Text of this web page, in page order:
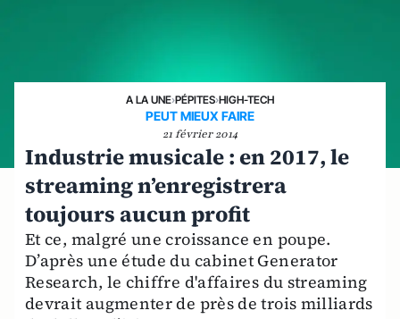
A LA UNE›PÉPITES›HIGH-TECH
PEUT MIEUX FAIRE
21 février 2014
Industrie musicale : en 2017, le
streaming n’enregistrera
toujours aucun profit
Et ce, malgré une croissance en poupe.
D’après une étude du cabinet Generator
Research, le chiffre d'affaires du streaming
devrait augmenter de près de trois milliards